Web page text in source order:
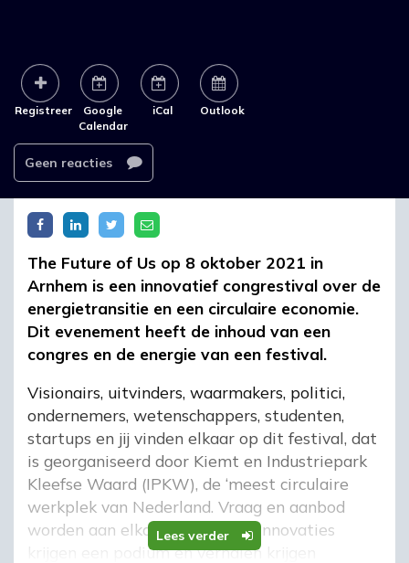
Registreer
Google
Calendar
iCal Outlook
Geen reacties
Lees verder
The Future of Us op 8 oktober 2021 in
Arnhem is een innovatief congrestival over de
energietransitie en een circulaire economie.
Dit evenement heeft de inhoud van een
congres en de energie van een festival.
Visionairs, uitvinders, waarmakers, politici,
ondernemers, wetenschappers, studenten,
startups en jij vinden elkaar op dit festival, dat
is georganiseerd door Kiemt en Industriepark
Kleefse Waard (IPKW), de ‘meest circulaire
werkplek van Nederland. Vraag en aanbod
worden aan elkaar gekoppeld, innovaties
krijgen een podium en verhalen krijgen